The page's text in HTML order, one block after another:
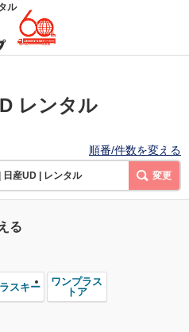
ル
レンタル
順番/件数を変える
日産UD | レンタル 変更
る
スキー
ワンプラス
トア